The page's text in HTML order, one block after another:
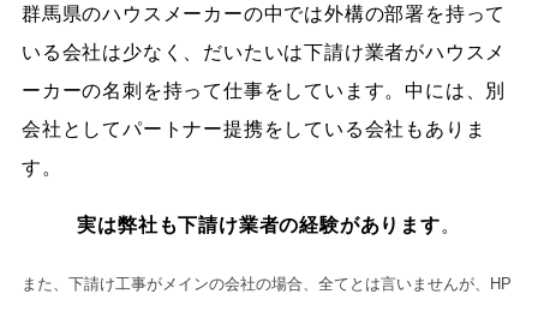
群馬県のハウスメーカーの中では外構の部署を持って
いる会社は少なく、だいたいは下請け業者がハウスメ
ーカーの名刺を持って仕事をしています。中には、別
会社としてパートナー提携をしている会社もありま
す。
実は弊社も下請け業者の経験があります。
また、下請け工事がメインの会社の場合、全てとは言いませんが、HP